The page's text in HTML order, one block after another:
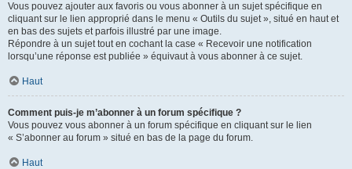
Vous pouvez ajouter aux favoris ou vous abonner à un sujet spécifique en
cliquant sur le lien approprié dans le menu « Outils du sujet », situé en haut et
en bas des sujets et parfois illustré par une image.
Répondre à un sujet tout en cochant la case « Recevoir une notification
lorsqu’une réponse est publiée » équivaut à vous abonner à ce sujet.
Haut
Comment puis-je m’abonner à un forum spécifique ?
Vous pouvez vous abonner à un forum spécifique en cliquant sur le lien
« S’abonner au forum » situé en bas de la page du forum.
Haut